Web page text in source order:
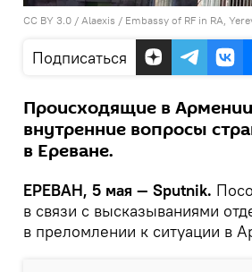
CC BY 3.0 / Alaexis / Embassy of RF in RA,
Подписаться
Происходящие в
внутренние вопросы
в Ереване.
ЕРЕВАН, 5 мая — Sputnik.
в связи с высказываниями
в преломлении к ситуации в